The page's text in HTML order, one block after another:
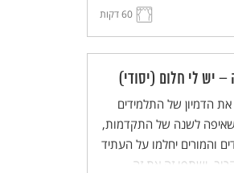
חלומותיהם על הבמה.60 דקות
יש לי חלום (יסודי)
הדמיון של התלמידים
לשנה של התקדמות,
והמורים יחלמו על העתיד
ישתפו זה את זה